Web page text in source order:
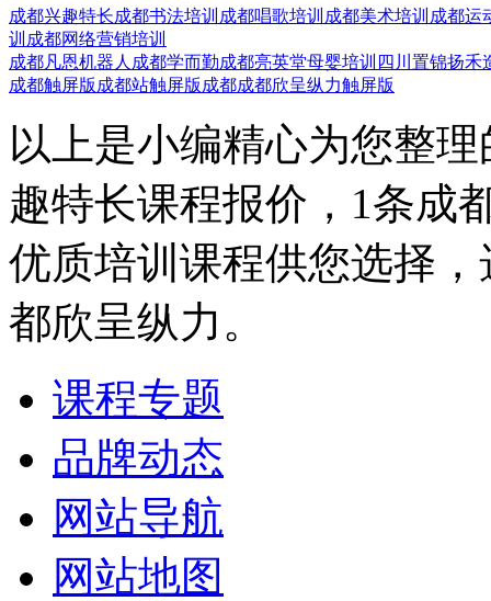
成都兴趣特长成都书法培训 成都唱歌培训 成都美术培训 成都运
训 成都网络营销培训
成都凡恩机器人 成都学而勤成都亮英堂母婴培训 四川置锦扬禾
成都触屏版 成都站触屏版 成都成都欣呈纵力触屏版
以上是小编精心为您整
趣特长课程报价，1条成
优质培训课程供您选择
都欣呈纵力。
课程专题
品牌动态
网站导航
网站地图